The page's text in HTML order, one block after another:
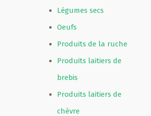
Légumes secs
Oeufs
Produits de la ruche
Produits laitiers de
brebis
Produits laitiers de
chèvre